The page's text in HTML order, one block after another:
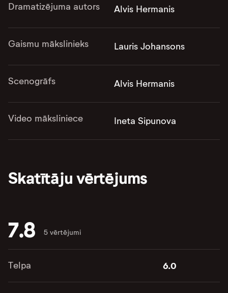
Dramatizējuma autors Alvis Hermanis
Gaismu mākslinieks Lauris Johansons
Scenogrāfs Alvis Hermanis
Video māksliniece Ineta Sipunova
Skatītāju vērtējums
7.8 5 vērtējumi
Telpa 6.0